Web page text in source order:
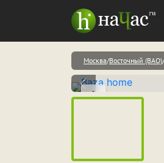
Москва Восточный (ВАО)